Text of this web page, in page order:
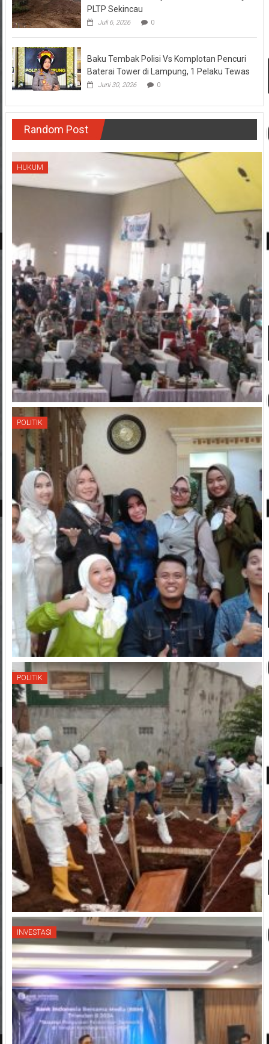
PLTP Sekincau
Juli 6, 2026 0
Baku Tembak Polisi Vs Komplotan Pencuri
Baterai Tower di Lampung, 1 Pelaku Tewas
Juni 30, 2026 0
Random Post
HUKUM
POLITIK
POLITIK
INVESTASI